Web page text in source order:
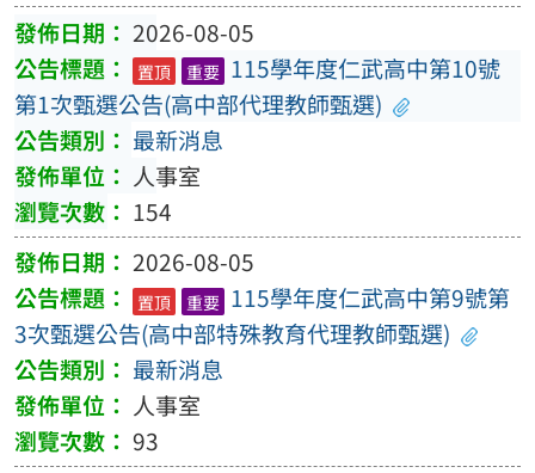
2026-08-05
置頂 重要 115學年度仁武高中第10號
第1次甄選公告(高中部代理教師甄選)
最新消息
人事室
154
2026-08-05
置頂 重要 115學年度仁武高中第9號第
3次甄選公告(高中部特殊教育代理教師甄選)
最新消息
人事室
93